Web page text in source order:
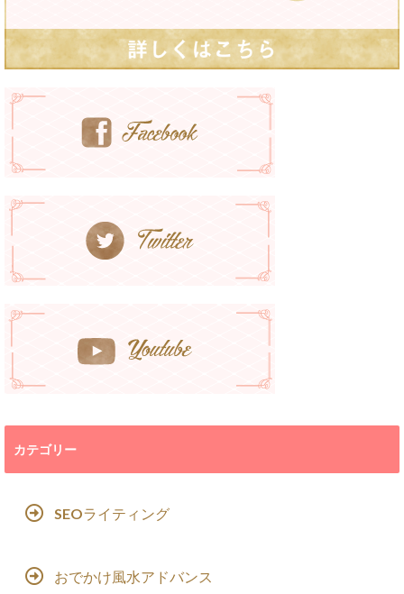
カテゴリー
SEOライティング
おでかけ風水アドバンス